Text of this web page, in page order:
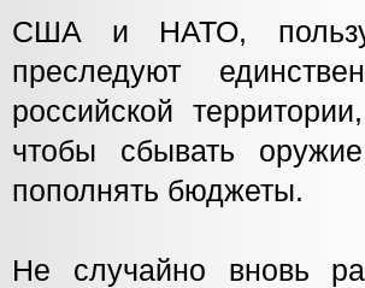
США и НАТО,
преследуют
российской
чтобы сбывать
пополнять бюджеты.
Не случайно вновь